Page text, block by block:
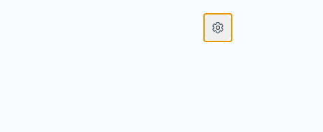
Open settings